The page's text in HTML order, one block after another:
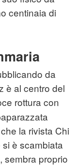
centinaia di
da
è al centro del
rottura con
la rivista Chi
è scambiata
sembra proprio